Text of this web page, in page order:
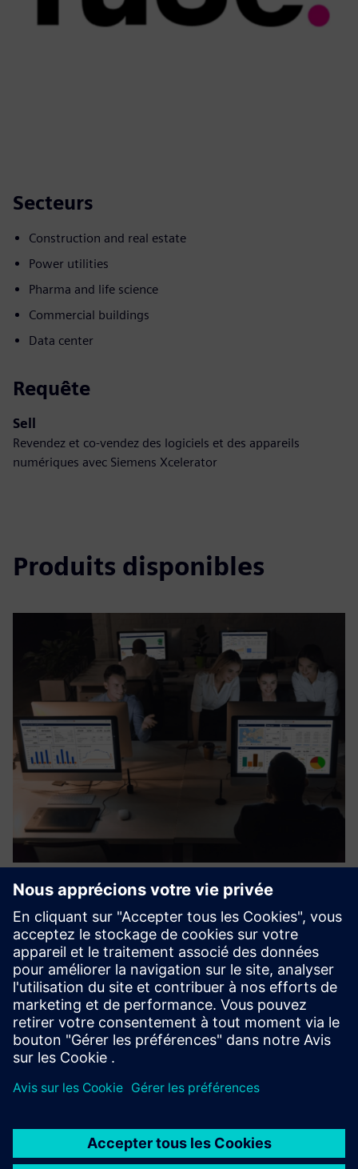
Secteurs
Construction and real estate
Power utilities
Pharma and life science
Commercial buildings
Data center
Requête
Sell
Revendez et co-vendez des logiciels et des appareils
numériques avec Siemens Xcelerator
Produits disponibles
Project Controls Gated Assurance
Software - fu3e
fu3e est une plateforme d'assurance et de contrôle pour les
programmes d'infrastructure, d'énergie et de centres de
données. Il relie les outils existants et unifie les données de
calendrier, de risque et de changement dans un seu...
En savoir plus